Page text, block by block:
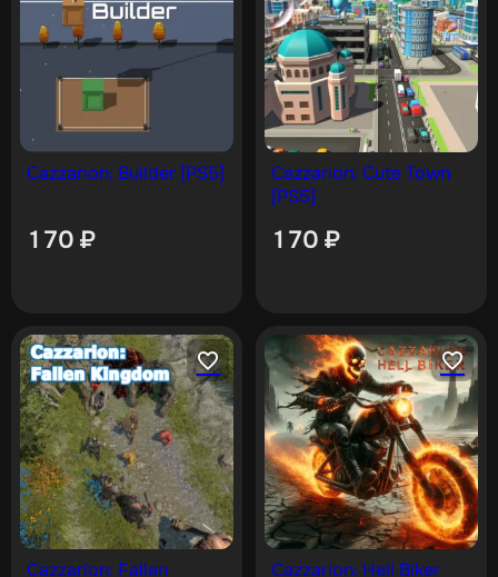
Cazzarion: Builder [PS5]
170 ₽
Cazzarion: Cute Town
[PS5]
170 ₽
Cazzarion: Fallen Cazzarion: Hell Biker